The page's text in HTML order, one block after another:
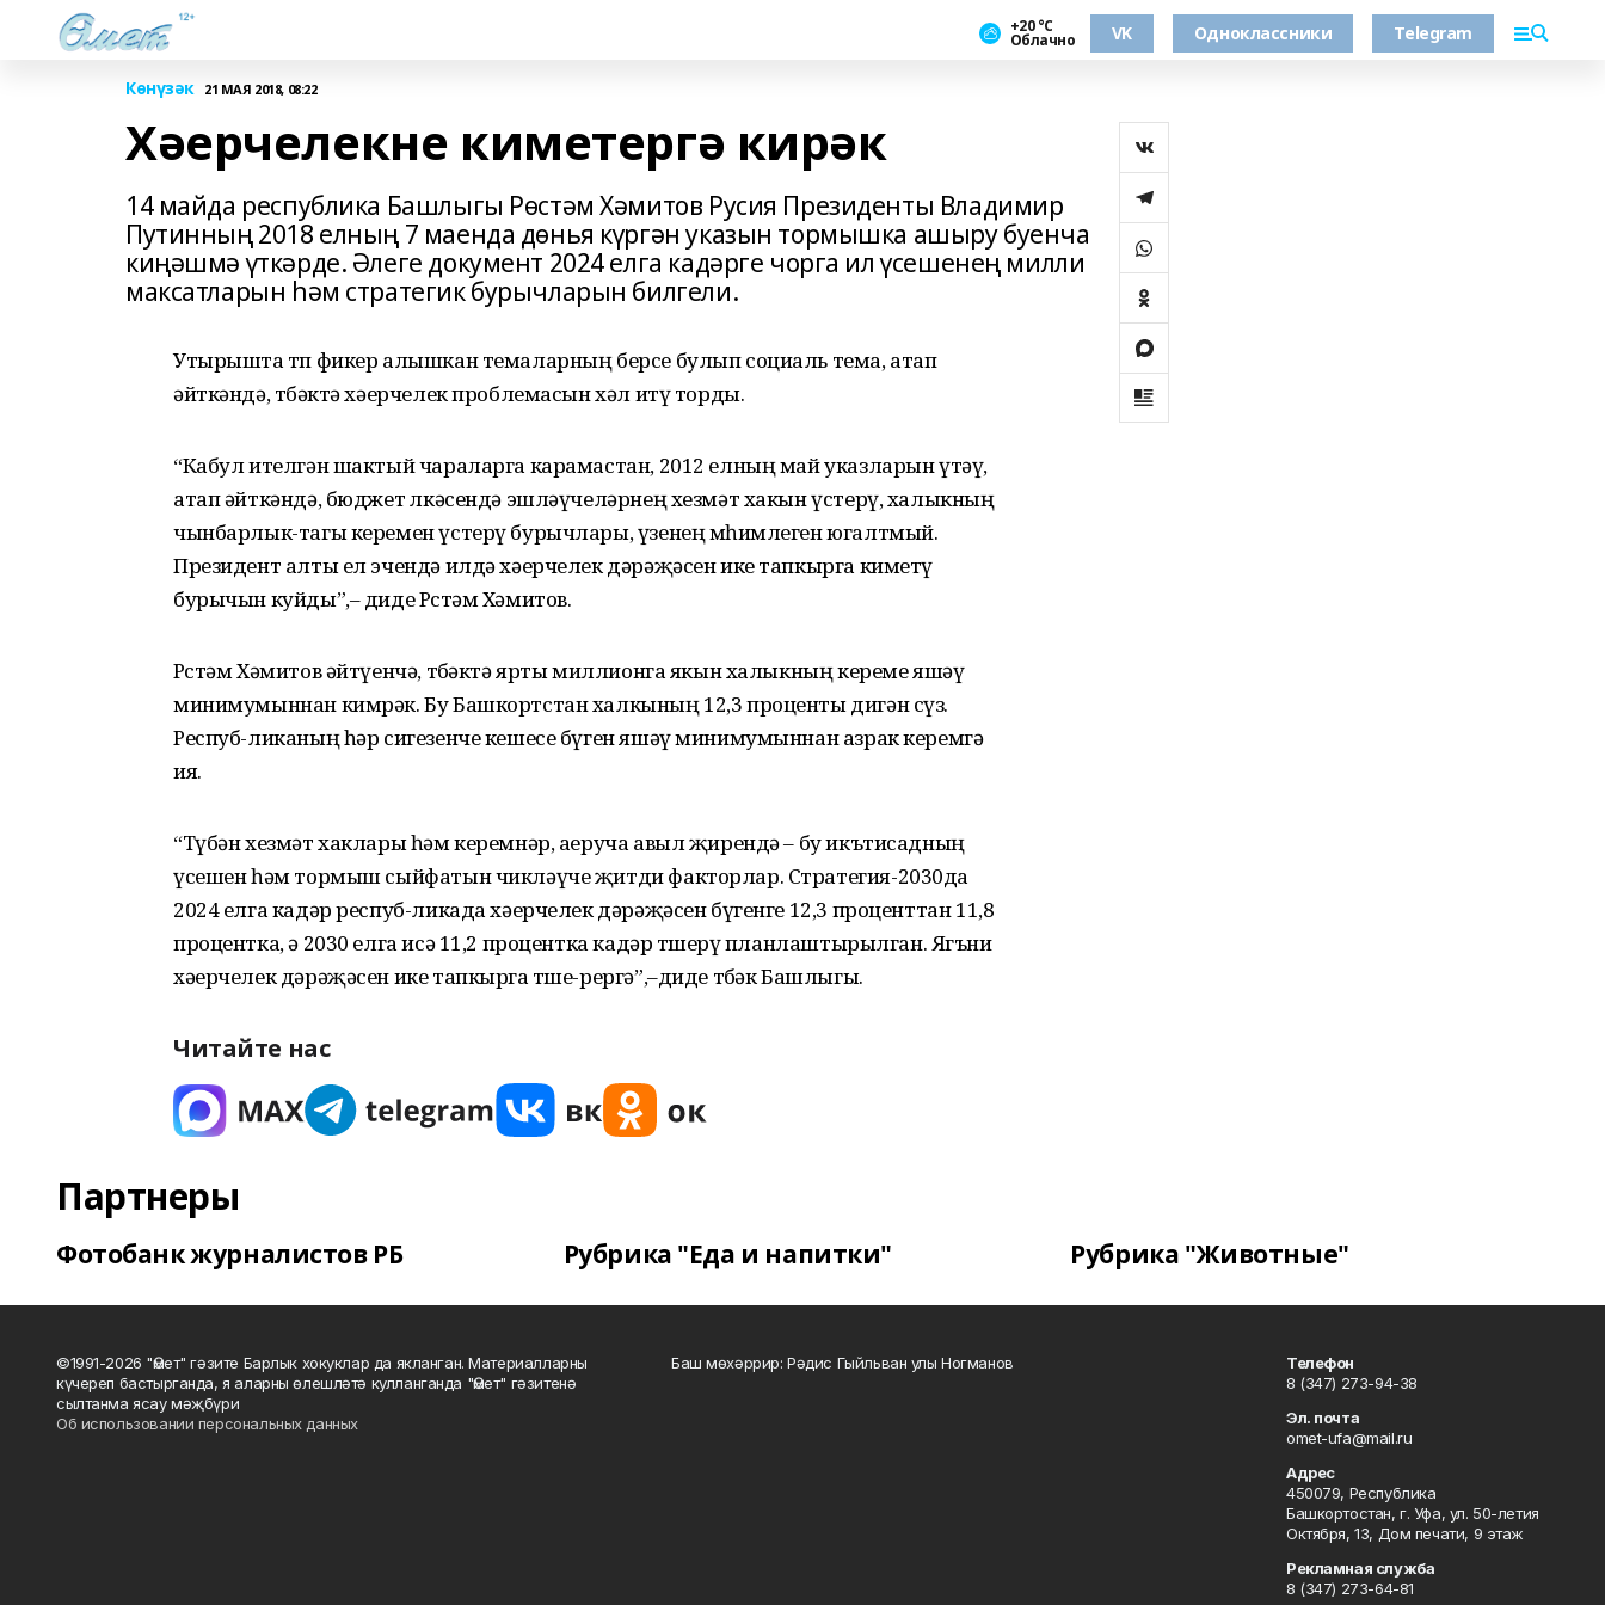
+20 °С
Облачно VK Одноклассники Telegram
Көнүзәк 21 МАЯ 2018, 08:22
Хәерчелекне киметергә кирәк
14 майда республика Башлыгы Рөстәм Хәмитов Русия Президенты Владимир
Путинның 2018 елның 7 маенда дөнья күргән указын тормышка ашыру буенча
киңәшмә үткәрде. Әлеге документ 2024 елга кадәрге чорга ил үсешенең милли
максатларын һәм стратегик бурычларын билгели.
Утырышта төп фикер алышкан темаларның берсе булып социаль тема, атап
әйткәндә, төбәктә хәерчелек проблемасын хәл итү торды.
“Кабул ителгән шактый чараларга карамастан, 2012 елның май указларын үтәү,
атап әйткәндә, бюджет өлкәсендә эшләүчеләрнең хезмәт хакын үстерү, халыкның
чынбарлык-тагы керемен үстерү бурычлары, үзенең мөһимлеген югалтмый.
Президент алты ел эчендә илдә хәерчелек дәрәҗәсен ике тапкырга киметү
бурычын куйды”,– диде Рөстәм Хәмитов.
Рөстәм Хәмитов әйтүенчә, төбәктә ярты миллионга якын халыкның кереме яшәү
минимумыннан кимрәк. Бу Башкортстан халкының 12,3 проценты дигән сүз.
Респуб-ликаның һәр сигезенче кешесе бүген яшәү минимумыннан азрак керемгә
ия.
“Түбән хезмәт хаклары һәм керемнәр, аеруча авыл җирендә – бу икътисадның
үсешен һәм тормыш сыйфатын чикләүче җитди факторлар. Стратегия-2030да
2024 елга кадәр респуб-ликада хәерчелек дәрәҗәсен бүгенге 12,3 проценттан 11,8
процентка, ә 2030 елга исә 11,2 процентка кадәр төшерү планлаштырылган. Ягъни
хәерчелек дәрәҗәсен ике тапкырга төше-рергә”,–диде төбәк Башлыгы.
Читайте нас
Партнеры
Фотобанк журналистов РБ Рубрика "Еда и напитки" Рубрика "Животные"
©1991-2026 "Өмет" гәзите Барлык хокуклар да якланган. Материалларны
күчереп бастырганда, я аларны өлешләтә кулланганда "Өмет" гәзитенә
сылтанма ясау мәҗбүри
Об использовании персональных данных
Баш мөхәррир: Рәдис Гыйльван улы Ногманов
Телефон
8 (347) 273-94-38
Эл. почта
omet-ufa@mail.ru
Адрес
450079, Республика
Башкортостан, г. Уфа, ул. 50-летия
Октября, 13, Дом печати, 9 этаж
Рекламная служба
8 (347) 273-64-81